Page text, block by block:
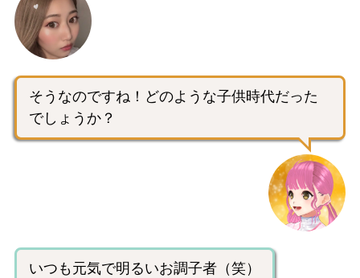
そうなのですね！どのような子供時代だった
でしょうか？
いつも元気で明るいお調子者（笑）